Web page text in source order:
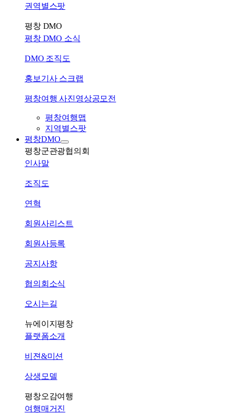
권역별스팟
평창 DMO
평창 DMO 소식
DMO 조직도
홍보기사 스크랩
평창여행 사진영상공모전
평창여행맵
지역별스팟
평창DMO
평창군관광협의회
인사말
조직도
연혁
회원사리스트
회원사등록
공지사항
협의회소식
오시는길
뉴에이지평창
플랫폼소개
비젼&미션
상생모델
평창오감여행
여행매거진